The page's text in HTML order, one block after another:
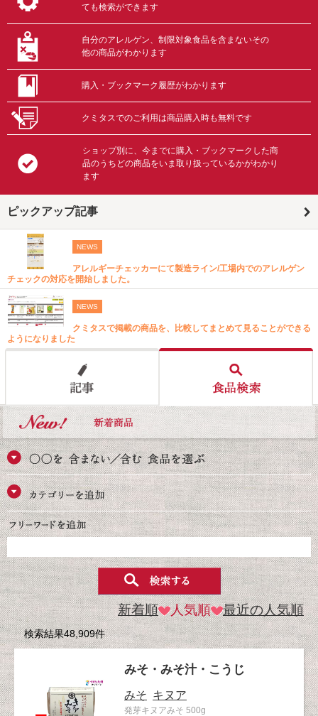
ても検索ができます
自分のアレルゲン、制限対象食品を含まないその
他の商品がわかります
購入・ブックマーク履歴がわかります
クミタスでのご利用は商品購入時も無料です
ショップ別に、今までに購入・ブックマークした商
品のうちどの商品をいま取り扱っているかがわかり
ます
ピックアップ記事
NEWS
アレルギーチェッカーにて製造ライン/工場内でのアレルゲン
チェックの対応を開始しました。
NEWS
クミタスで掲載の商品を、比較してまとめて見ることができる
ようになりました
新着順 人気順 最近の人気順
検索結果48,909件
みそ・みそ汁・こうじ
みそ キヌア
発芽キヌアみそ 500g